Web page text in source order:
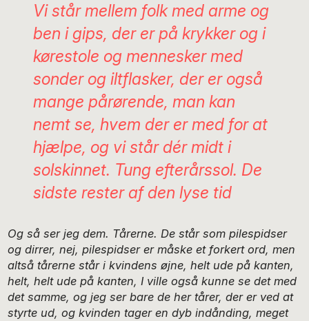
Vi står mellem folk med arme og
ben i gips, der er på krykker og i
kørestole og mennesker med
sonder og iltflasker, der er også
mange pårørende, man kan
nemt se, hvem der er med for at
hjælpe, og vi står dér midt i
solskinnet. Tung efterårssol. De
sidste rester af den lyse tid
Og så ser jeg dem. Tårerne. De står som pilespidser
og dirrer, nej, pilespidser er måske et forkert ord, men
altså tårerne står i kvindens øjne, helt ude på kanten,
helt, helt ude på kanten, I ville også kunne se det med
det samme, og jeg ser bare de her tårer, der er ved at
styrte ud, og kvinden tager en dyb indånding, meget